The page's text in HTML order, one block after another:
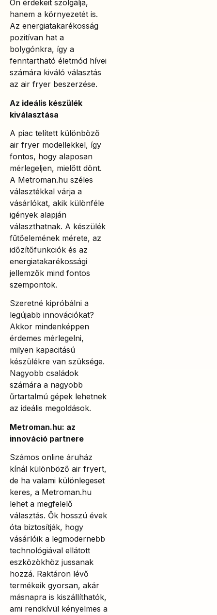
Ön érdekeit szolgálja,
hanem a környezetét is.
Az energiatakarékosság
pozitívan hat a
bolygónkra, így a
fenntartható életmód hívei
számára kiváló választás
az air fryer beszerzése.
Az ideális készülék
kiválasztása
A piac telített különböző
air fryer modellekkel, így
fontos, hogy alaposan
mérlegeljen, mielőtt dönt.
A Metroman.hu széles
választékkal várja a
vásárlókat, akik különféle
igények alapján
választhatnak. A készülék
fűtőelemének mérete, az
időzítőfunkciók és az
energiatakarékossági
jellemzők mind fontos
szempontok.
Szeretné kipróbálni a
legújabb innovációkat?
Akkor mindenképpen
érdemes mérlegelni,
milyen kapacitású
készülékre van szüksége.
Nagyobb családok
számára a nagyobb
űrtartalmú gépek lehetnek
az ideális megoldások.
Metroman.hu: az
innováció partnere
Számos online áruház
kínál különböző air fryert,
de ha valami különlegeset
keres, a Metroman.hu
lehet a megfelelő
választás. Ők hosszú évek
óta biztosítják, hogy
vásárlóik a legmodernebb
technológiával ellátott
eszközökhöz jussanak
hozzá. Raktáron lévő
termékeik gyorsan, akár
másnapra is kiszállíthatók,
ami rendkívül kényelmes a